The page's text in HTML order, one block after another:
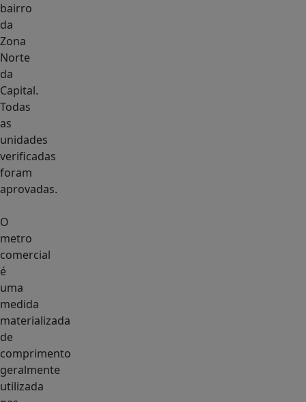
bairro
da
Zona
Norte
da
Capital.
Todas
as
unidades
verificadas
foram
aprovadas.
O
metro
comercial
é
uma
medida
materializada
de
comprimento
geralmente
utilizada